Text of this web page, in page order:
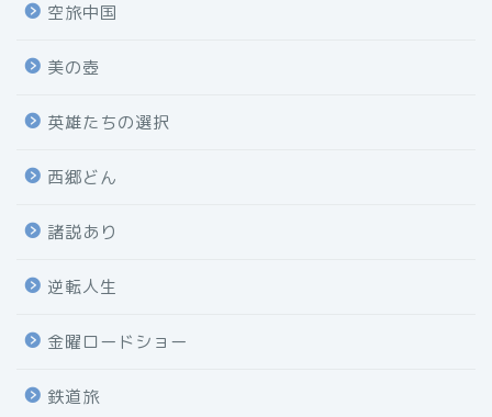
空旅中国
美の壺
英雄たちの選択
西郷どん
諸説あり
逆転人生
金曜ロードショー
鉄道旅